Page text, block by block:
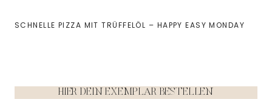
SCHNELLE PIZZA MIT TRÜFFELÖL – HAPPY EASY MONDAY
HIER DEIN EXEMPLAR BESTELLEN